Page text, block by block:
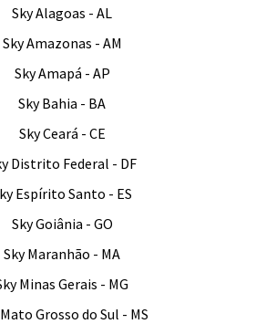
Sky Alagoas - AL
Sky Amazonas - AM
Sky Amapá - AP
Sky Bahia - BA
Sky Ceará - CE
Sky Distrito Federal - DF
Sky Espírito Santo - ES
Sky Goiânia - GO
Sky Maranhão - MA
Sky Minas Gerais - MG
Sky Mato Grosso do Sul - MS